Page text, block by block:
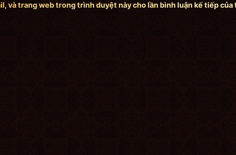
và trang web trong trình duyệt này cho lần bình luận kế tiếp của